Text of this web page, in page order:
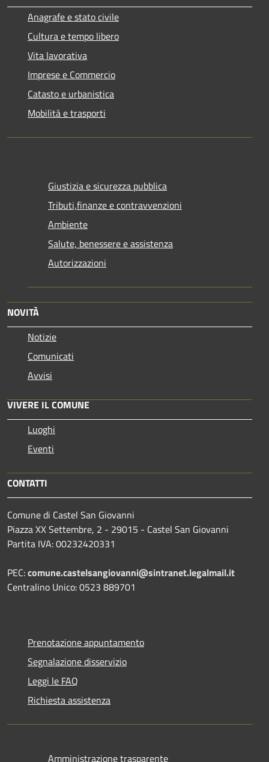
Anagrafe e stato civile
Cultura e tempo libero
Vita lavorativa
Imprese e Commercio
Catasto e urbanistica
Mobilità e trasporti
Giustizia e sicurezza pubblica
Tributi,finanze e contravvenzioni
Ambiente
Salute, benessere e assistenza
Autorizzazioni
NOVITÀ
Notizie
Comunicati
Avvisi
VIVERE IL COMUNE
Luoghi
Eventi
CONTATTI
Comune di Castel San Giovanni
Piazza XX Settembre, 2 - 29015 - Castel San Giovanni
Partita IVA: 00232420331
PEC:comune.castelsangiovanni@sintranet.legalmail.it
Centralino Unico: 0523 889701
Prenotazione appuntamento
Segnalazione disservizio
Leggi le FAQ
Richiesta assistenza
Amministrazione trasparente